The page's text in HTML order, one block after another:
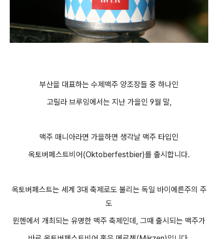
부산을 대표하는 수제맥주 양조장들 중 하나인
고릴라 브루잉에서는 지난 가을인 9월 말,
맥주 매니아라면 가을하면 생각날 맥주 타입인
옥토버페스트비어(Oktoberfestbier)를 출시합니다.
옥토버페스트는 세계 3대 축제로도 불리는 독일 바이에른주의 주
도
뮌헨에서 개최되는 유명한 맥주 축제인데, 그때 출시되는 맥주가